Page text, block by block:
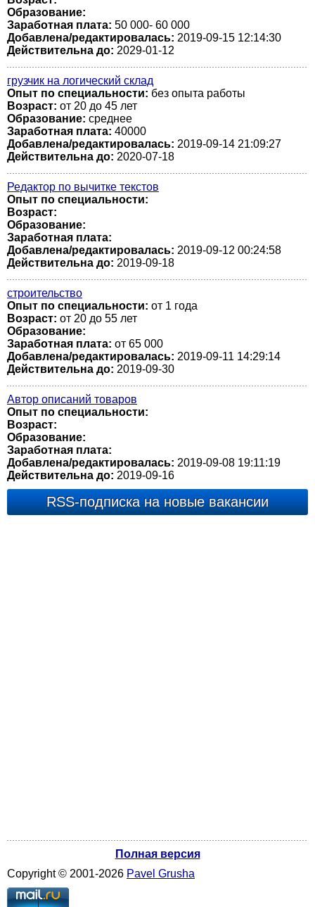
Образование:
Заработная плата: 50 000- 60 000
Добавлена/редактировалась: 2019-09-15 12:14:30
Действительна до: 2029-01-12
грузчик на логический склад
Опыт по специальности: без опыта работы
Возраст: от 20 до 45 лет
Образование: среднее
Заработная плата: 40000
Добавлена/редактировалась: 2019-09-14 21:09:27
Действительна до: 2020-07-18
Редактор по вычитке текстов
Опыт по специальности:
Возраст:
Образование:
Заработная плата:
Добавлена/редактировалась: 2019-09-12 00:24:58
Действительна до: 2019-09-18
строительство
Опыт по специальности: от 1 года
Возраст: от 20 до 55 лет
Образование:
Заработная плата: от 65 000
Добавлена/редактировалась: 2019-09-11 14:29:14
Действительна до: 2019-09-30
Автор описаний товаров
Опыт по специальности:
Возраст:
Образование:
Заработная плата:
Добавлена/редактировалась: 2019-09-08 19:11:19
Действительна до: 2019-09-16
RSS-подписка на новые вакансии
Полная версия
Copyright © 2001-2026 Pavel Grusha